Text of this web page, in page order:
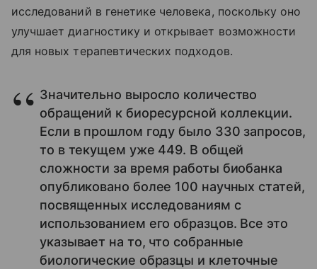
исследований в генетике человека, поскольку оно
улучшает диагностику и открывает возможности
для новых терапевтических подходов.
Значительно выросло количество
обращений к биоресурсной коллекции.
Если в прошлом году было 330 запросов,
то в текущем уже 449. В общей
сложности за время работы биобанка
опубликовано более 100 научных статей,
посвященных исследованиям с
использованием его образцов. Все это
указывает на то, что собранные
биологические образцы и клеточные